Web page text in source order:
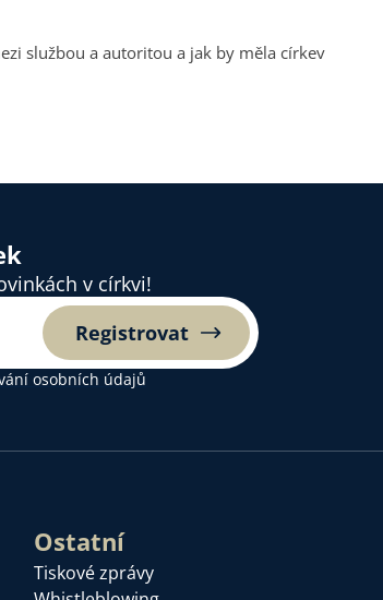
službou a autoritou a jak by měla církev
v církvi!
Registrovat
osobních údajů
Ostatní
Tiskové zprávy